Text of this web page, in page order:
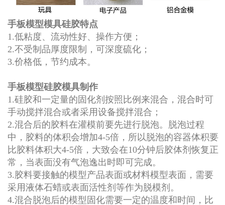
手板模型模具硅胶特点
1.低粘度、流动性好、操作方便；
2.不受制品厚度限制，可深度硫化；
3.价格低，节约成本。
手板模型硅胶模具制作
1.硅胶和一定量的固化剂按照比例来混合，混合时可
手动搅拌混合或者采用设备搅拌混合；
2.混合后的胶料在灌模前要先进行脱泡。脱泡过程
中，胶料的体积会增加4-5倍，所以脱泡的容器体积要
比胶料体积大4-5倍，大致会在10分钟后胶体剂恢复正
常，当表面没有气泡逸出时即可完成。
3.胶料要接触的模型产品表面或材料模型表面，需要
采用液体石蜡或表面活性剂等作为脱模剂。
4.混合脱泡后的模型固化需要一定的温度和时间，比